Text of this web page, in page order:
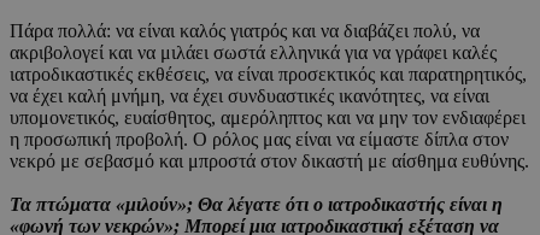
Πάρα πολλά: να είναι καλός γιατρός και να διαβάζει πολύ, να
ακριβολογεί και να μιλάει σωστά ελληνικά για να γράφει καλές
ιατροδικαστικές εκθέσεις, να είναι προσεκτικός και παρατηρητικός,
να έχει καλή μνήμη, να έχει συνδυαστικές ικανότητες, να είναι
υπομονετικός, ευαίσθητος, αμερόληπτος και να μην τον ενδιαφέρει
η προσωπική προβολή. Ο ρόλος μας είναι να είμαστε δίπλα στον
νεκρό με σεβασμό και μπροστά στον δικαστή με αίσθημα ευθύνης.
Τα πτώματα «μιλούν»; Θα λέγατε ότι ο ιατροδικαστής είναι η
«φωνή των νεκρών»; Μπορεί μια ιατροδικαστική εξέταση να